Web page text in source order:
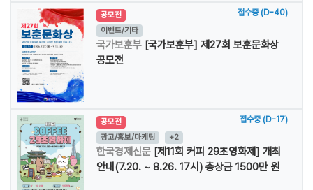
공모전
접수중 (D-40)
이벤트/기타
국가보훈부 [국가보훈부] 제27회 보훈문화상
공모전
공모전
접수중 (D-17)
광고/홍보/마케팅
+2
한국경제신문 [제11회 커피 29초영화제] 개최
안내(7.20. ~ 8.26. 17시) 총상금 1500만 원